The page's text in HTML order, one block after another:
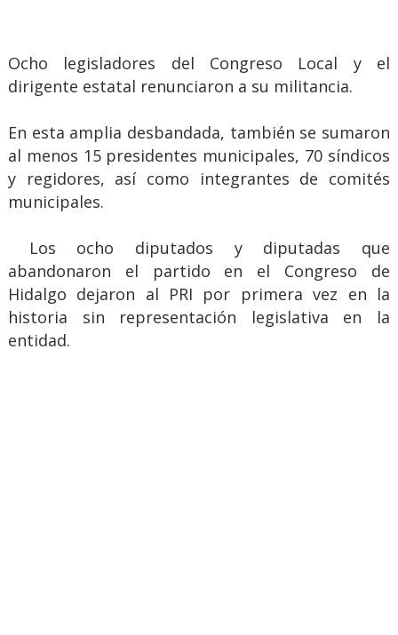
Ocho legisladores del Congreso Local y el
dirigente estatal renunciaron a su militancia.
En esta amplia desbandada, también se sumaron
al menos 15 presidentes municipales, 70 síndicos
y regidores, así como integrantes de comités
municipales.
Los ocho diputados y diputadas que
abandonaron el partido en el Congreso de
Hidalgo dejaron al PRI por primera vez en la
historia sin representación legislativa en la
entidad.